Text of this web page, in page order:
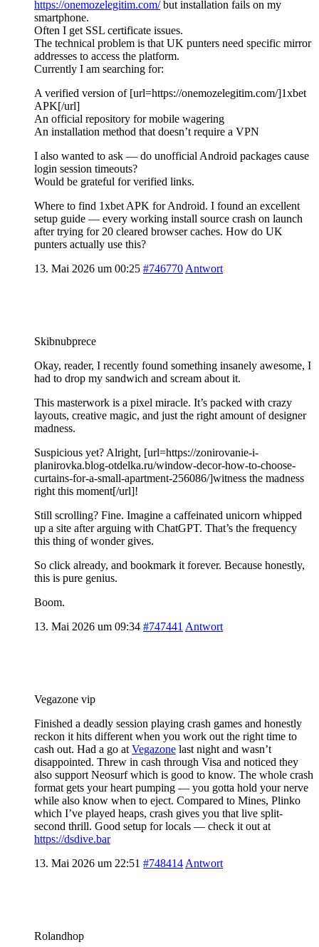
https://onemozelegitim.com/but installation fails on my
smartphone.
Often I get SSL certificate issues.
The technical problem is that UK punters need specific mirror
addresses to access the platform.
Currently I am searching for:
A verified version of [url=https://onemozelegitim.com/]1xbet
APK[/url]
An official repository for mobile wagering
An installation method that doesn’t require a VPN
I also wanted to ask — do unofficial Android packages cause
login session timeouts?
Would be grateful for verified links.
Where to find 1xbet APK for Android. I found an excellent
setup guide — every working install source crash on launch
after trying for 20 cleared browser caches. How do UK
punters actually use this?
13. Mai 2026 um 00:25 #746770 Antwort
Skibnubprece
Okay, reader, I recently found something insanely awesome, I
had to drop my sandwich and scream about it.
This masterwork is a pixel miracle. It’s packed with crazy
layouts, creative magic, and just the right amount of designer
madness.
Suspicious yet? Alright, [url=https://zonirovanie-i-
planirovka.blog-otdelka.ru/window-decor-how-to-choose-
curtains-for-a-small-apartment-256086/]witness the madness
right this moment[/url]!
Still scrolling? Fine. Imagine a caffeinated unicorn whipped
up a site after arguing with ChatGPT. That’s the frequency
this thing of wonder gives.
So click already, and bookmark it forever. Because honestly,
this is pure genius.
Boom.
13. Mai 2026 um 09:34 #747441 Antwort
Vegazone vip
Finished a deadly session playing crash games and honestly
reckon it hits different when you work out the right time to
cash out. Had a go at Vegazone last night and wasn’t
disappointed. Threw in cash through Visa and noticed they
also support Neosurf which is good to know. The whole crash
format gets your heart pumping — you gotta hold your nerve
while also know when to eject. Compared to Mines, Plinko
which I’ve played heaps, crash gives you that live split-
second thrill. Good setup for locals — check it out at
https://dsdive.bar
13. Mai 2026 um 22:51 #748414 Antwort
Rolandhop